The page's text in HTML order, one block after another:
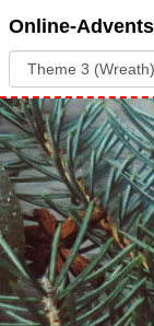
Online-
Theme: